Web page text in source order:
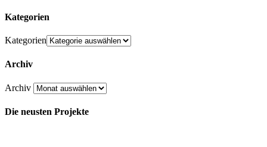
Kategorien
Kategorien
Archiv
Archiv
Die neusten Projekte